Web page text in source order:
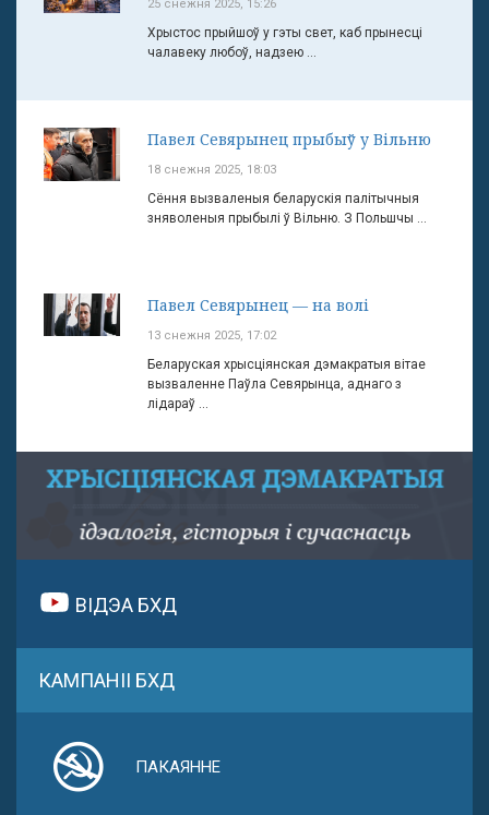
25 снежня 2025, 15:26
Хрыстос прыйшоў у гэты свет, каб прынесці
чалавеку любоў, надзею ...
Павел Севярынец прыбыў у Вільню
18 снежня 2025, 18:03
Сёння вызваленыя беларускія палітычныя
зняволеныя прыбылі ў Вільню. З Польшчы ...
Павел Севярынец — на волі
13 снежня 2025, 17:02
Беларуская хрысціянская дэмакратыя вітае
вызваленне Паўла Севярынца, аднаго з
лідараў ...
ВІДЭА БХД
КАМПАНІІ БХД
ПАКАЯННЕ